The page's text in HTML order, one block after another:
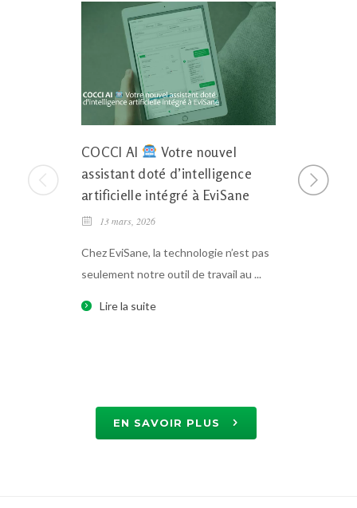
COCCI AI
Votre nouvel
assistant doté d’intelligence
artificielle intégré à EviSane
13 mars, 2026
Chez EviSane, la technologie n’est pas
seulement notre outil de travail au ...
Lire la suite
agenda,
EN SAVOIR PLUS